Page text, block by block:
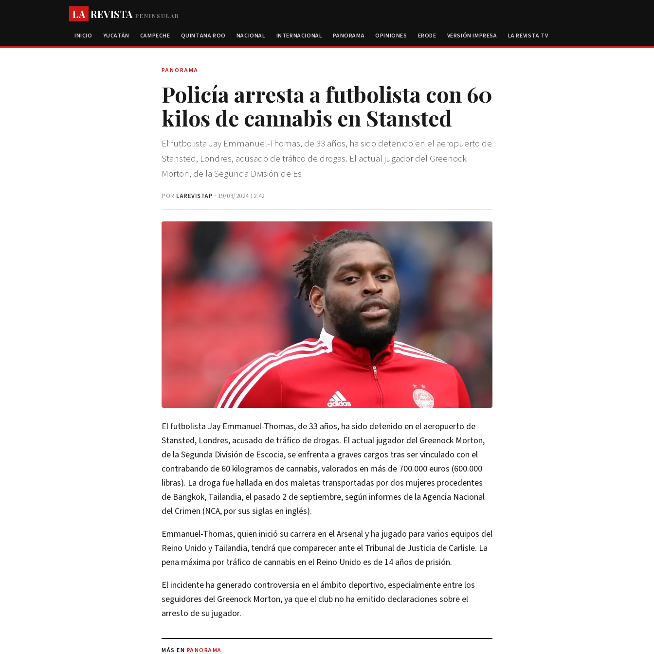
LA REVISTAPENINSULAR
INICIO YUCATÁN CAMPECHE QUINTANA ROO NACIONAL INTERNACIONAL PANORAMA OPINIONES ERODE VERSIÓN IMPRESA LA REVISTA TV
PANORAMA
Policía arresta a futbolista con 60
kilos de cannabis en Stansted
El futbolista Jay Emmanuel-Thomas, de 33 años, ha sido detenido en el aeropuerto de
Stansted, Londres, acusado de tráfico de drogas. El actual jugador del Greenock
Morton, de la Segunda División de Es
POR LAREVISTAP · 19/09/2024 12:42
El futbolista Jay Emmanuel-Thomas, de 33 años, ha sido detenido en el aeropuerto de
Stansted, Londres, acusado de tráfico de drogas. El actual jugador del Greenock Morton,
de la Segunda División de Escocia, se enfrenta a graves cargos tras ser vinculado con el
contrabando de 60 kilogramos de cannabis, valorados en más de 700.000 euros (600.000
libras). La droga fue hallada en dos maletas transportadas por dos mujeres procedentes
de Bangkok, Tailandia, el pasado 2 de septiembre, según informes de la Agencia Nacional
del Crimen (NCA, por sus siglas en inglés)​.
Emmanuel-Thomas, quien inició su carrera en el Arsenal y ha jugado para varios equipos del
Reino Unido y Tailandia, tendrá que comparecer ante el Tribunal de Justicia de Carlisle. La
pena máxima por tráfico de cannabis en el Reino Unido es de 14 años de prisión​.
El incidente ha generado controversia en el ámbito deportivo, especialmente entre los
seguidores del Greenock Morton, ya que el club no ha emitido declaraciones sobre el
arresto de su jugador​.
MÁS EN PANORAMA